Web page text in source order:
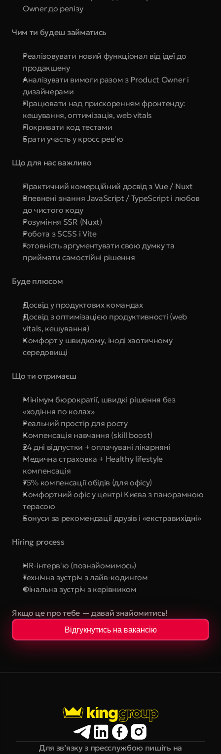
Owner до релізу
Чим ти будеш займатись
Реалізовувати новий функціонал від ідеї до
продакшену
Аналізувати вимоги разом з Product Owner і
дизайнерами
Працювати над прискоренням фронтенду:
кешування, оптимізація, web vitals
Покривати код тестами
Брати участь у кросс рев'ю
Що для нас важливо
Практичний комерційний досвід з Vue / Nuxt
Впевнені знання JavaScript / TypeScript і любов
до чистого коду
Розуміння SSR (Nuxt)
Робота з SCSS і Vite
Готовність аргументувати свою думку та
приймати самостійні рішення
Буде плюсом
Досвід у продуктових командах
Досвід з оптимізацією продуктивності (web
vitals, кешування)
Комфорт у швидкому, іноді хаотичному
середовищі
Що ти отримаєш
Мінімум бюрократії, швидкі рішення без
«ходіння по колах»
Реальний простір для росту
Компенсація навчання (skill boost)
24 дні відпустки + оплачувані лікарняні
Медична страховка + Healthy lifestyle
компенсація
75% компенсації обідів (для офісу)
Комфортний офіс у центрі Києва з панорамною
терасою
Бонуси за рекомендації друзів і «екстравихідні»
Hiring process
HR-інтерв'ю (познайомимось)
Технічна зустріч з лайв-кодингом
Фінальна зустріч з керівником
Якщо це про тебе — давай знайомитись!
Відгукнутись на вакансію
Для зв’язку з пресслужбою пишіть на